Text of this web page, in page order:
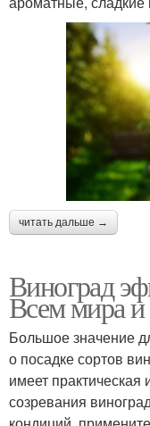
читать дальше →
Виноград
Всем мира
Большое значение
о посадке сортов
имеет
созревания